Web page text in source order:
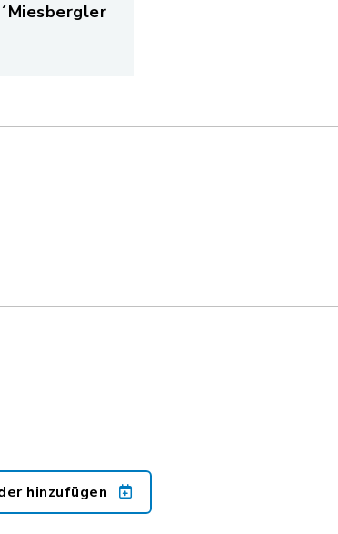
hinzufügen